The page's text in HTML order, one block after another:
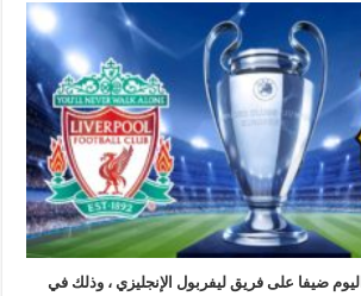
ضيفا على فريق ليفربول الإنجليزي ، وذلك في